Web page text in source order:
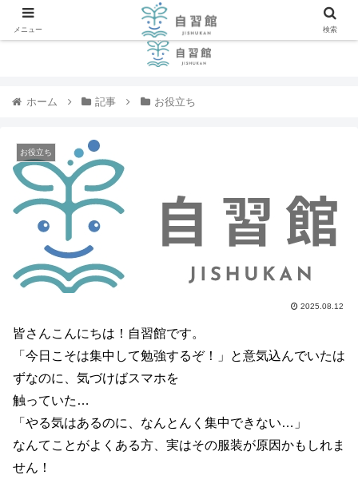
ホーム 記事 お役立ち
お役立ち
2025.08.12
皆さんこんにちは！自習館です。
「今日こそは集中して勉強するぞ！」と意気込んでいたは
ずなのに、気づけばスマホを
触っていた…
「やる気はあるのに、なんとんく集中できない…」
なんてことがよくある方、実はその服装が原因かもしれま
せん！
メニュー 検索